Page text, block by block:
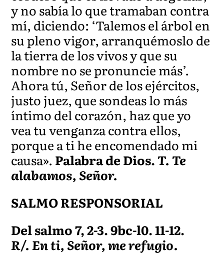
y no sabía lo que tramaban contra
mí, diciendo: ‘Talemos el árbol en
su pleno vigor, arranquémoslo de
la tierra de los vivos y que su
nombre no se pronuncie más’.
Ahora tú, Señor de los ejércitos,
justo juez, que sondeas lo más
íntimo del corazón, haz que yo
vea tu venganza contra ellos,
porque a ti he encomendado mi
causa». Palabra de Dios.T. Te
alabamos, Señor.
SALMO RESPONSORIAL
Del salmo 7, 2-3. 9bc-l0. 11-12.
R/. En ti, Señor, me refugio.